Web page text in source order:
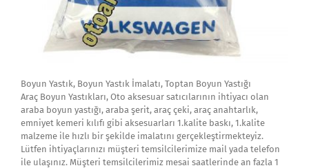
Boyun Yastık, Boyun Yastık İmalatı, Toptan Boyun Yastığı
Araç Boyun Yastıkları, Oto aksesuar satıcılarının ihtiyacı olan
araba boyun yastığı, araba şerit, araç çeki, araç anahtarlık,
emniyet kemeri kılıfı gibi aksesuarları 1.kalite baskı, 1.kalite
malzeme ile hızlı bir şekilde imalatını gerçekleştirmekteyiz.
Lütfen ihtiyaçlarınızı müşteri temsilcilerimize mail yada telefon
ile ulaşınız. Müşteri temsilcilerimiz mesai saatlerinde an fazla 1